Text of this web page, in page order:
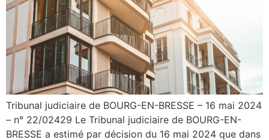
Tribunal judiciaire de BOURG-EN-BRESSE – 16 mai 2024
– n° 22/02429 Le Tribunal judiciaire de BOURG-EN-
BRESSE a estimé par décision du 16 mai 2024 que dans